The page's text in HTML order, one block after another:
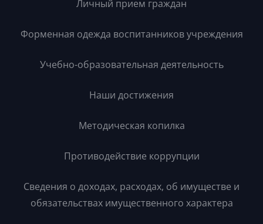
Личный прием граждан
Форменная одежда воспитанников учреждения
Учебно-образовательная деятельность
Наши достижения
Методическая копилка
Противодействие коррупции
Сведения о доходах, расходах, об имуществе и
обязательствах имущественного характера